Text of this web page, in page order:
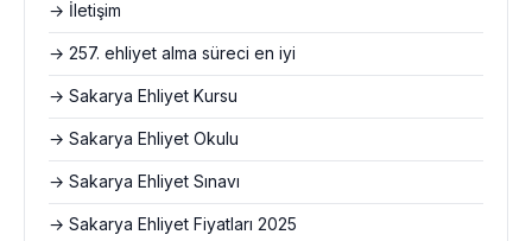
→ İletişim
→ 257. ehliyet alma süreci en iyi
→ Sakarya Ehliyet Kursu
→ Sakarya Ehliyet Okulu
→ Sakarya Ehliyet Sınavı
→ Sakarya Ehliyet Fiyatları 2025